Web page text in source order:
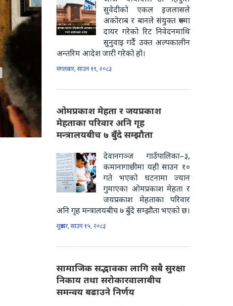
सुवेदीको एकल इजलासले
अकोराब र बानले संयुक्त रूपमा
दायर गरेको रिट निवेदनमाथि
सुनुवाइ गर्दै उक्त अल्पकालीन
अन्तरिम आदेश जारी गरेको हो।
मंगलबार, साउन १९, २०८३
ओमप्रकाश मेहता र जयप्रकाश
मेहताका परिवार अनि गृह
मन्त्रालयबीच ७ बुँदे सम्झौता
देवानगञ्ज गाउँपालिका–३,
कमानागाछीमा यही साउन १०
गते भएको घटनामा ज्यान
गुमाएका ओमप्रकाश मेहता र
जयप्रकाश मेहताका परिवार
अनि गृह मन्त्रालयबीच ७ बुँदे सम्झौता भएको छ।
शुक्रबार, साउन १५, २०८३
सामाजिक सद्भावका लागि सबै सुरक्षा
निकाय तथा सरोकारवालाबीच
समन्वय बढाउने निर्णय